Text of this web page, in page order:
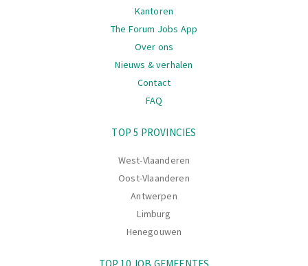
Kantoren
The Forum Jobs App
Over ons
Nieuws & verhalen
Contact
FAQ
TOP 5 PROVINCIES
West-Vlaanderen
Oost-Vlaanderen
Antwerpen
Limburg
Henegouwen